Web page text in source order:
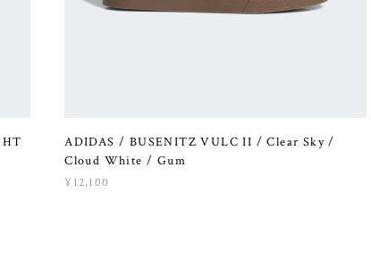
ADIDAS / BUSENITZ VULC II / Clear Sky /
Cloud White / Gum
¥12,100